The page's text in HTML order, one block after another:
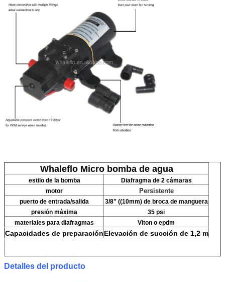
Whaleflo Micro bomba de agua
estilo de la bomba
Diafragma de 2 cámaras
motor
Persistente
puerto de entrada/salida
3/8" ((10mm) de broca de manguera
presión máxima
35 psi
materiales para diafragmas
Viton o epdm
Capacidades de preparaciónElevación de succión de 1,2 m
Detalles del producto